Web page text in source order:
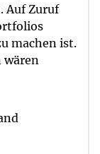
Auf Zuruf
machen ist.
wären